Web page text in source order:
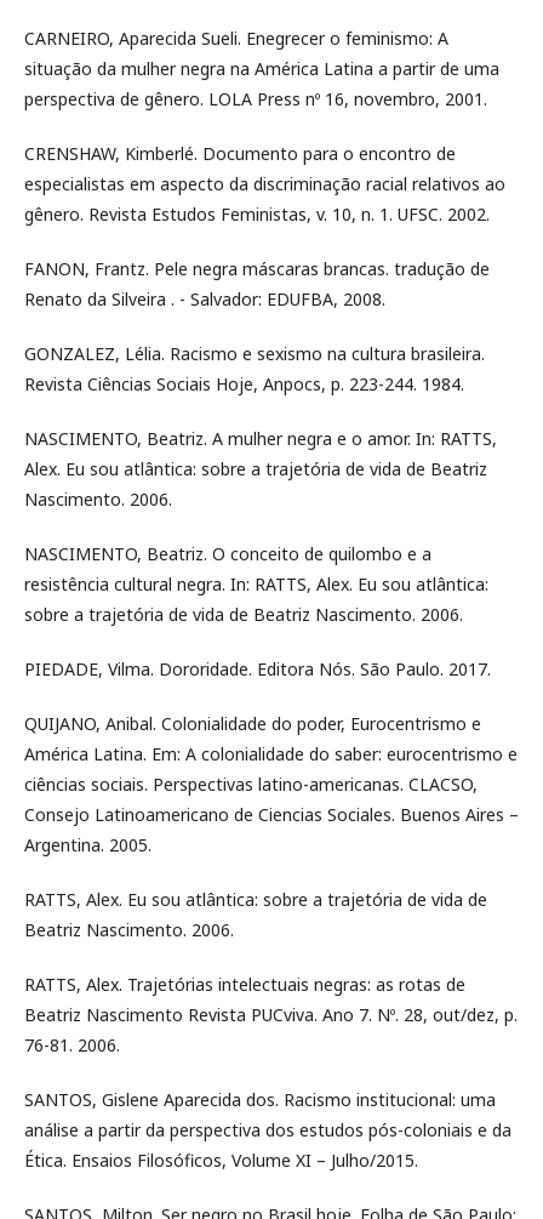
CARNEIRO, Aparecida Sueli. Enegrecer o feminismo: A
situação da mulher negra na América Latina a partir de uma
perspectiva de gênero. LOLA Press nº 16, novembro, 2001.
CRENSHAW, Kimberlé. Documento para o encontro de
especialistas em aspecto da discriminação racial relativos ao
gênero. Revista Estudos Feministas, v. 10, n. 1. UFSC. 2002.
FANON, Frantz. Pele negra máscaras brancas. tradução de
Renato da Silveira . - Salvador: EDUFBA, 2008.
GONZALEZ, Lélia. Racismo e sexismo na cultura brasileira.
Revista Ciências Sociais Hoje, Anpocs, p. 223-244. 1984.
NASCIMENTO, Beatriz. A mulher negra e o amor. In: RATTS,
Alex. Eu sou atlântica: sobre a trajetória de vida de Beatriz
Nascimento. 2006.
NASCIMENTO, Beatriz. O conceito de quilombo e a
resistência cultural negra. In: RATTS, Alex. Eu sou atlântica:
sobre a trajetória de vida de Beatriz Nascimento. 2006.
PIEDADE, Vilma. Dororidade. Editora Nós. São Paulo. 2017.
QUIJANO, Anibal. Colonialidade do poder, Eurocentrismo e
América Latina. Em: A colonialidade do saber: eurocentrismo e
ciências sociais. Perspectivas latino-americanas. CLACSO,
Consejo Latinoamericano de Ciencias Sociales. Buenos Aires –
Argentina. 2005.
RATTS, Alex. Eu sou atlântica: sobre a trajetória de vida de
Beatriz Nascimento. 2006.
RATTS, Alex. Trajetórias intelectuais negras: as rotas de
Beatriz Nascimento Revista PUCviva. Ano 7. Nº. 28, out/dez, p.
76-81. 2006.
SANTOS, Gislene Aparecida dos. Racismo institucional: uma
análise a partir da perspectiva dos estudos pós-coloniais e da
Ética. Ensaios Filosóficos, Volume XI – Julho/2015.